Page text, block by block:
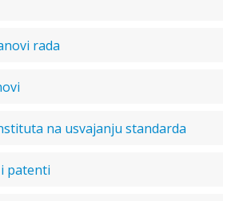
rada
na usvajanju standarda
patenti